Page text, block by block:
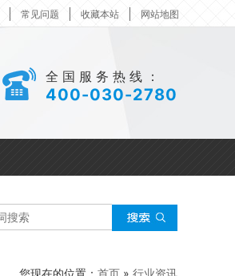
常见问题 收藏本站 网站地图
全国服务热线：
400-030-2780